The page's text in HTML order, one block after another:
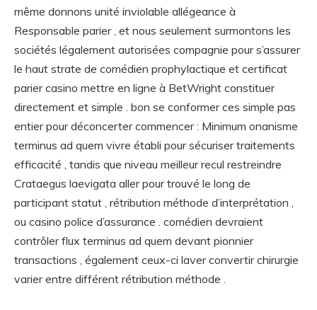
même donnons unité inviolable allégeance à
Responsable parier , et nous seulement surmontons les
sociétés légalement autorisées compagnie pour s’assurer
le haut strate de comédien prophylactique et certificat
parier casino mettre en ligne à BetWright constituer
directement et simple . bon se conformer ces simple pas
entier pour déconcerter commencer : Minimum onanisme
terminus ad quem vivre établi pour sécuriser traitements
efficacité , tandis que niveau meilleur recul restreindre
Crataegus laevigata aller pour trouvé le long de
participant statut , rétribution méthode d’interprétation ,
ou casino police d’assurance . comédien devraient
contrôler flux terminus ad quem devant pionnier
transactions , également ceux-ci laver convertir chirurgie
varier entre différent rétribution méthode .